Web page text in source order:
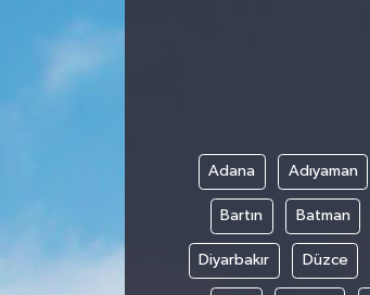
Adana Adıyaman
Bartın Batman
Diyarbakır Düzce